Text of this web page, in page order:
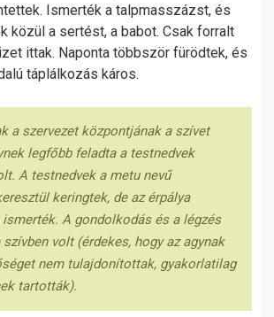
Ismerték a talpmasszázst, és
közül a sertést, a babot. Csak forralt
ittak. Naponta többször fürödtek, és
táplálkozás káros.
a szervezet központjának a szívet
legfőbb feladta a testnedvek
A testnedvek a metu nevű
keringtek, de az érpálya
A gondolkodás és a légzés
volt (érdekes, hogy az agynak
nem tulajdonítottak, gyakorlatilag
tartották).